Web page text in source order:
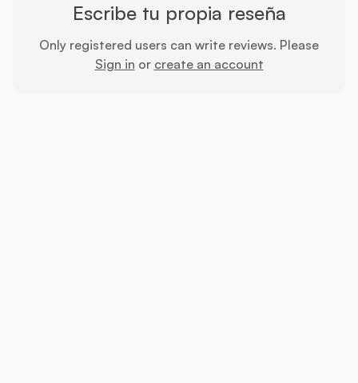
Escribe tu propia reseña
Only registered users can write reviews. Please
Sign in or create an account